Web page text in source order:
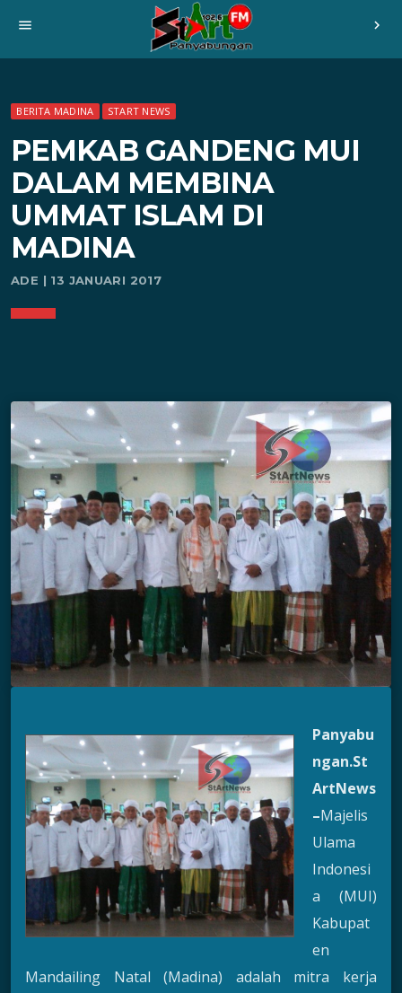
menu chevron_right
BERITA MADINA START NEWS
PEMKAB GANDENG MUI
DALAM MEMBINA
UMMAT ISLAM DI
MADINA
ADE | 13 JANUARI 2017
Panyabu
ngan.St
ArtNews
–Majelis
Ulama
Indonesi
a (MUI)
Kabupat
en
Mandailing Natal (Madina) adalah mitra kerja